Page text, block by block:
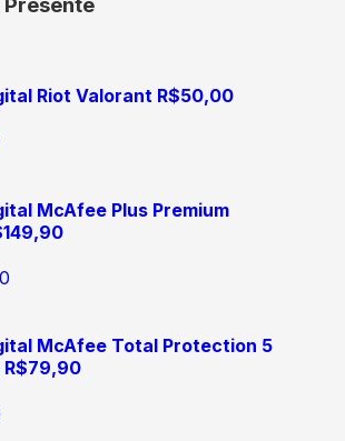
Riot Valorant R$50,00
McAfee Plus Premium
McAfee Total Protection 5